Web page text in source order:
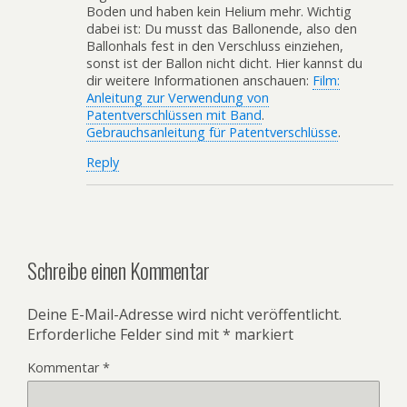
Boden und haben kein Helium mehr. Wichtig
dabei ist: Du musst das Ballonende, also den
Ballonhals fest in den Verschluss einziehen,
sonst ist der Ballon nicht dicht. Hier kannst du
dir weitere Informationen anschauen: Film:
Anleitung zur Verwendung von
Patentverschlüssen mit Band.
Gebrauchsanleitung für Patentverschlüsse.
Reply
Schreibe einen Kommentar
Deine E-Mail-Adresse wird nicht veröffentlicht.
Erforderliche Felder sind mit* markiert
Kommentar*